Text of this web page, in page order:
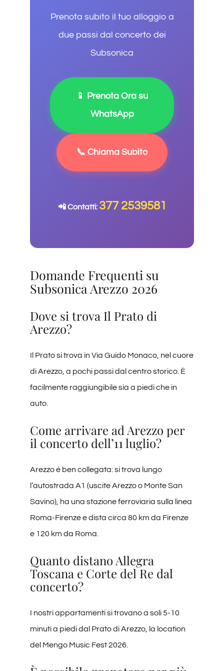
Prenota subito il tuo alloggio a
due passi dal concerto dei
Subsonica
📱 Prenota Ora su
WhatsApp
📞 Chiama Subito
📲 Contatti: 377 2539581
Domande Frequenti su
Subsonica Arezzo 2026
Dove si trova Il Prato di
Arezzo?
Il Prato si trova in Via Guido Monaco, nel cuore
di Arezzo, a pochi passi dal centro storico. È
facilmente raggiungibile sia a piedi che in
auto.
Come arrivare ad Arezzo per
il concerto dell’11 luglio?
Arezzo è ben collegata: si trova lungo
l’autostrada A1 (uscite Arezzo o Monte San
Savino), ha una stazione ferroviaria sulla linea
Roma-Firenze e dista circa 80 km da Firenze
e 120 km da Roma.
Quanto distano Allegra
Toscana e Corte del Re dal
concerto?
I nostri appartamenti si trovano a soli 5-10
minuti a piedi dal Prato di Arezzo, la location
del Mengo Music Fest 2026.